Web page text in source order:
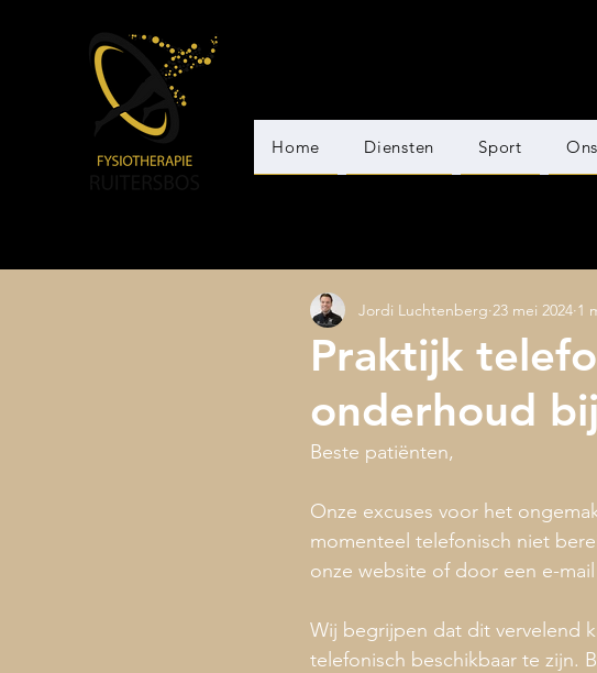
Home Diensten Sport
Praktijk
onderhoud
Jordi Luchtenberg 23 mei 2024 1
Beste patiënten,
Onze excuses voor het
momenteel telefonisch niet
onze website of door een e-
Wij begrijpen dat dit vervelend
telefonisch beschikbaar te zijn.